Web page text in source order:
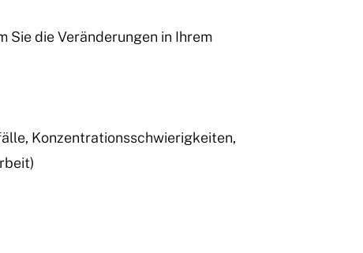
Sie die Veränderungen in Ihrem
Konzentrationsschwierigkeiten,